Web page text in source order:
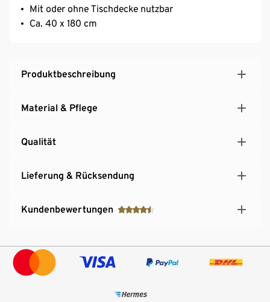
Mit oder ohne Tischdecke nutzbar
Ca. 40 x 180 cm
Produktbeschreibung
Material & Pflege
Qualität
Lieferung & Rücksendung
Kundenbewertungen